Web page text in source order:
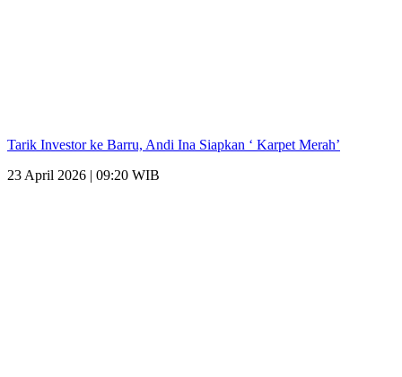
Tarik Investor ke Barru, Andi Ina Siapkan ‘ Karpet Merah’
23 April 2026 | 09:20 WIB